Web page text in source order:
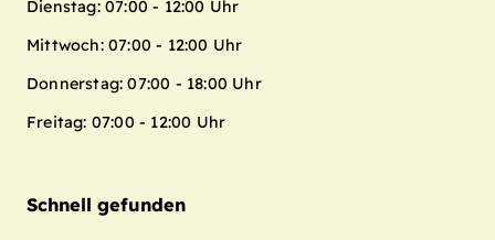
Dienstag: 07:00 - 12:00 Uhr
Mittwoch: 07:00 - 12:00 Uhr
Donnerstag: 07:00 - 18:00 Uhr
Freitag: 07:00 - 12:00 Uhr
Schnell gefunden